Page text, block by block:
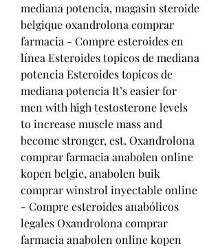
mediana potencia, magasin steroide
belgique oxandrolona comprar
farmacia - Compre esteroides en
línea Esteroides topicos de mediana
potencia Esteroides topicos de
mediana potencia It’s easier for
men with high testosterone levels
to increase muscle mass and
become stronger, est. Oxandrolona
comprar farmacia anabolen online
kopen belgie, anabolen buik
comprar winstrol inyectable online
- Compre esteroides anabólicos
legales Oxandrolona comprar
farmacia anabolen online kopen